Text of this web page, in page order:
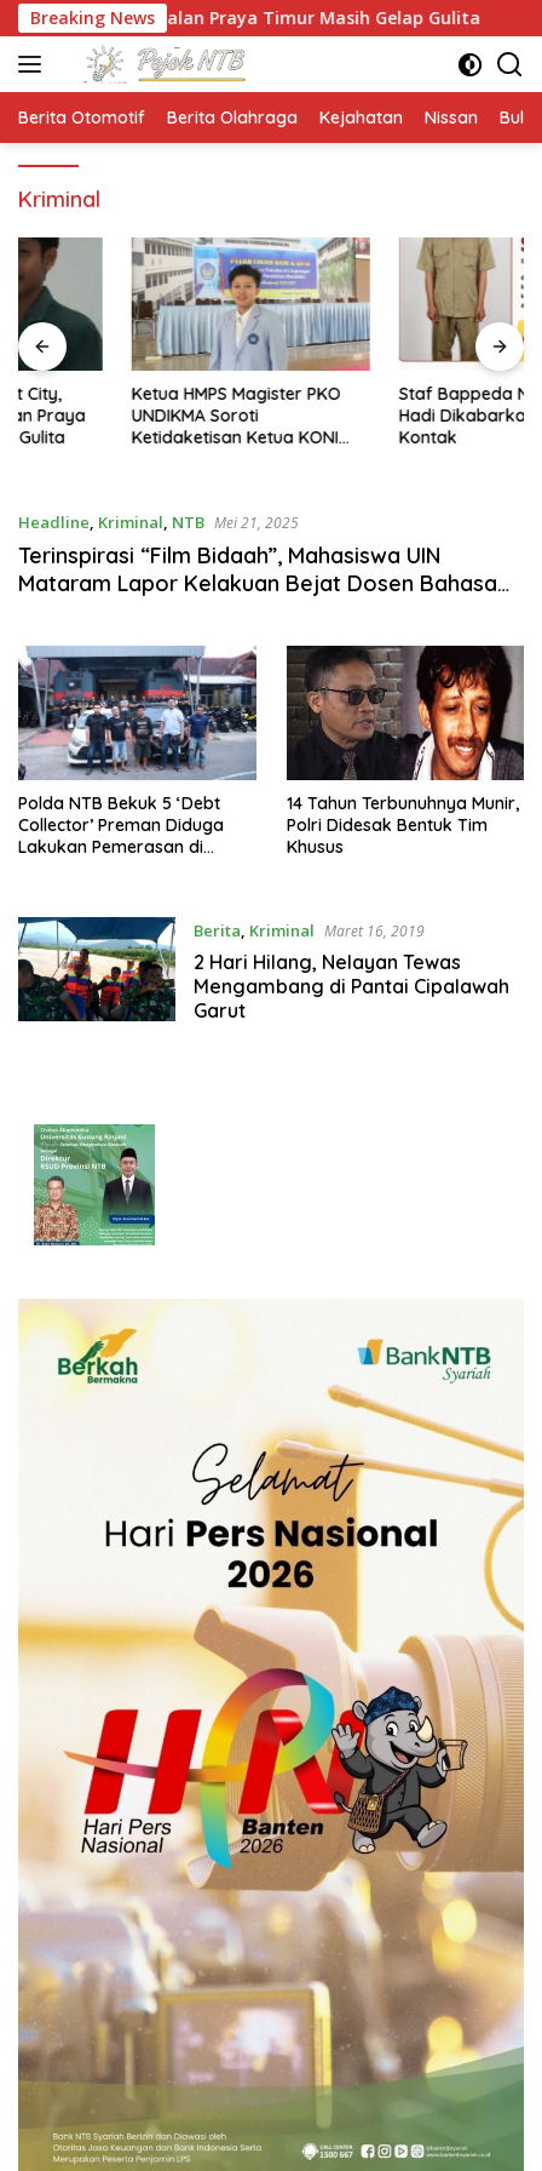
Langsung
ke
konten
Breaking News
Jalan Praya Timur Masih Gelap Gulita Ketua
Berita Otomotif Berita Olahraga Kejahatan Nissan
Kriminal
Ketua HMPS Magister PKO
UNDIKMA Soroti
Ketidaketisan Ketua KONI
Staf Bappeda NTB Sofyan
Hadi Dikabarkan Hilang
Kontak
Headline, Kriminal, NTB Mei 21, 2025
Terinspirasi “Film Bidaah”, Mahasiswa UIN
Mataram Lapor Kelakuan Bejat Dosen Bahasa
Polda NTB Bekuk 5 ‘Debt
Collector’ Preman Diduga
Lakukan Pemerasan di
14 Tahun Terbunuhnya Munir,
Polri Didesak Bentuk Tim
Khusus
Berita, Kriminal Maret 16, 2019
2 Hari Hilang, Nelayan Tewas
Mengambang di Pantai Cipalawah
Garut